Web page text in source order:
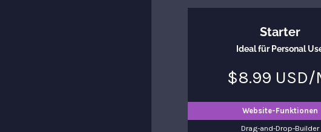
Starter
Ideal für Personal
$8.99 USD/
Website-Funktionen
Drag-and-Drop-Builder